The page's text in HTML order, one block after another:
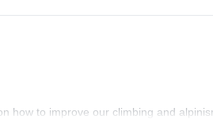
how to improve our climbing and